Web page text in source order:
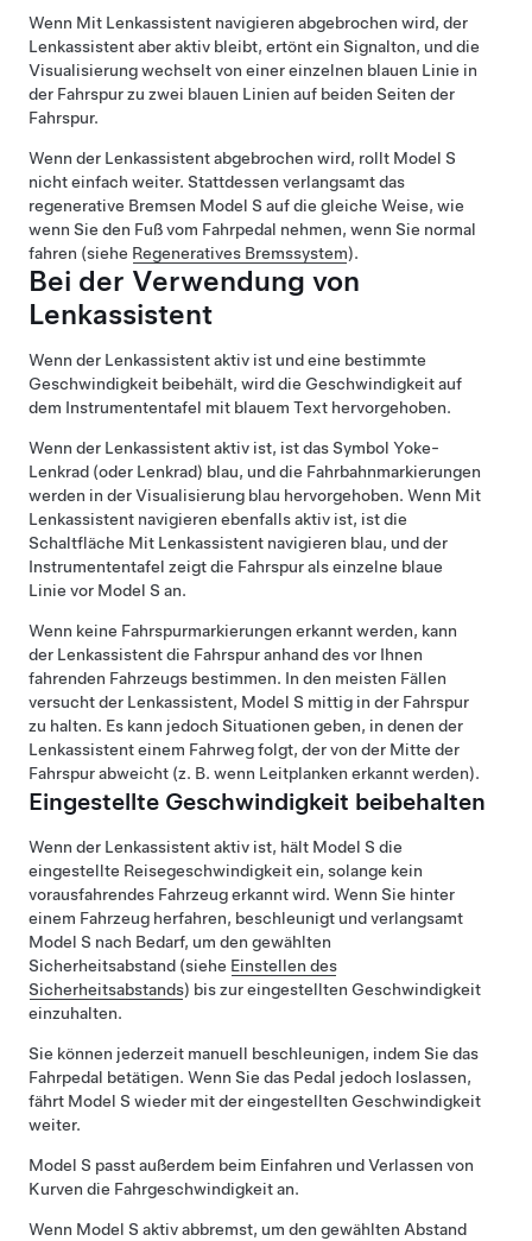
Wenn Mit Lenkassistent navigieren abgebrochen wird, der
Lenkassistentaber aktiv bleibt, ertönt ein Signalton, und die
Visualisierung wechselt von einer einzelnen blauen Linie in
der Fahrspur zu zwei blauen Linien auf beiden Seiten der
Fahrspur.
Wenn der Lenkassistentabgebrochen wird, rollt Model S
nicht einfach weiter. Stattdessen verlangsamt das
regenerative Bremsen Model S auf die gleiche Weise, wie
wenn Sie den Fuß vom Fahrpedal nehmen, wenn Sie normal
fahren (siehe Regeneratives Bremssystem).
Bei der Verwendung von
Lenkassistent
Wenn der Lenkassistentaktiv ist und eine bestimmte
Geschwindigkeit beibehält, wird die Geschwindigkeit auf
dem Instrumententafel mit blauem Text hervorgehoben.
Wenn der Lenkassistentaktiv ist, ist das Symbol Yoke-
Lenkrad (oder Lenkrad) blau, und die Fahrbahnmarkierungen
werden in der Visualisierung blau hervorgehoben. Wenn Mit
Lenkassistent navigieren ebenfalls aktiv ist, ist die
Schaltfläche Mit Lenkassistent navigieren blau, und der
Instrumententafel zeigt die Fahrspur als einzelne blaue
Linie vor Model S an.
Wenn keine Fahrspurmarkierungen erkannt werden, kann
der Lenkassistentdie Fahrspur anhand des vor Ihnen
fahrenden Fahrzeugs bestimmen. In den meisten Fällen
versucht der Lenkassistent, Model S mittig in der Fahrspur
zu halten. Es kann jedoch Situationen geben, in denen der
Lenkassistenteinem Fahrweg folgt, der von der Mitte der
Fahrspur abweicht (z. B. wenn Leitplanken erkannt werden).
Eingestellte Geschwindigkeit beibehalten
Wenn der Lenkassistentaktiv ist, hält Model S die
eingestellte Reisegeschwindigkeit ein, solange kein
vorausfahrendes Fahrzeug erkannt wird. Wenn Sie hinter
einem Fahrzeug herfahren, beschleunigt und verlangsamt
Model S nach Bedarf, um den gewählten
Sicherheitsabstand (siehe Einstellen des
Sicherheitsabstands) bis zur eingestellten Geschwindigkeit
einzuhalten.
Sie können jederzeit manuell beschleunigen, indem Sie das
Fahrpedal betätigen. Wenn Sie das Pedal jedoch loslassen,
fährt Model S wieder mit der eingestellten Geschwindigkeit
weiter.
Model S passt außerdem beim Einfahren und Verlassen von
Kurven die Fahrgeschwindigkeit an.
Wenn Model S aktiv abbremst, um den gewählten Abstand